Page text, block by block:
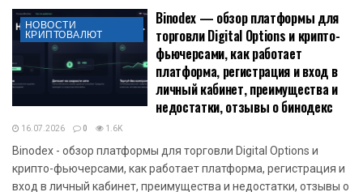
НОВОСТИ
КРИПТОВАЛЮТ
Binodex — обзор платформы для
торговли Digital Options и крипто-
фьючерсами, как работает
платформа, регистрация и вход в
личный кабинет, преимущества и
недостатки, отзывы о бинодекс
16.07.2026 0 1.6K
Binodex - обзор платформы для торговли Digital Options и
крипто-фьючерсами, как работает платформа, регистрация и
вход в личный кабинет, преимущества и недостатки, отзывы о